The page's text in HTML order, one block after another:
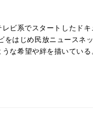
ビ系でスタートしたド
はじめ民放ニュースネ
な希望や絆を描いている